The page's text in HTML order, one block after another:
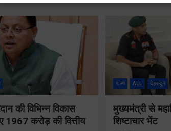
की विभिन्न विकास
करोड़ की वित्तीय
राज्य ALL देहरादून
मुख्यमंत्री से
शिष्टाचार भेंट